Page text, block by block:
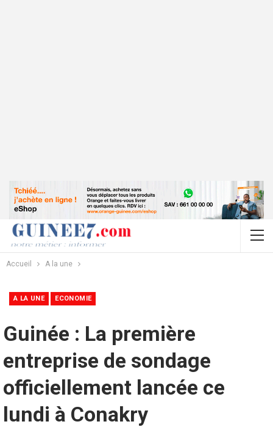
Accueil A la une
A LA UNE ECONOMIE
Guinée : La première
entreprise de sondage
officiellement lancée ce
lundi à Conakry